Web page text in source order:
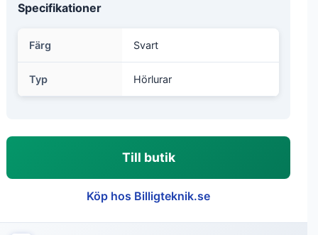
Specifikationer
Färg Svart
Typ Hörlurar
Till butik
Köp hos Billigteknik.se